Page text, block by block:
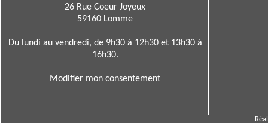
26 Rue Coeur Joyeux
59160 Lomme
Du lundi au vendredi, de 9h30 à 12h30 et 13h30 à
16h30.
Modifier mon consentement